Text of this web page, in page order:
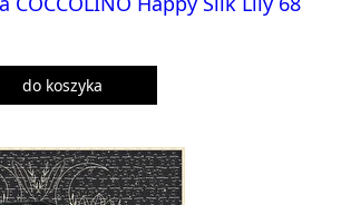
do koszyka